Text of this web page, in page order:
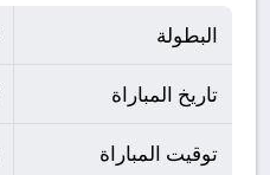
البطولة
تاريخ المباراة
توقيت المباراة